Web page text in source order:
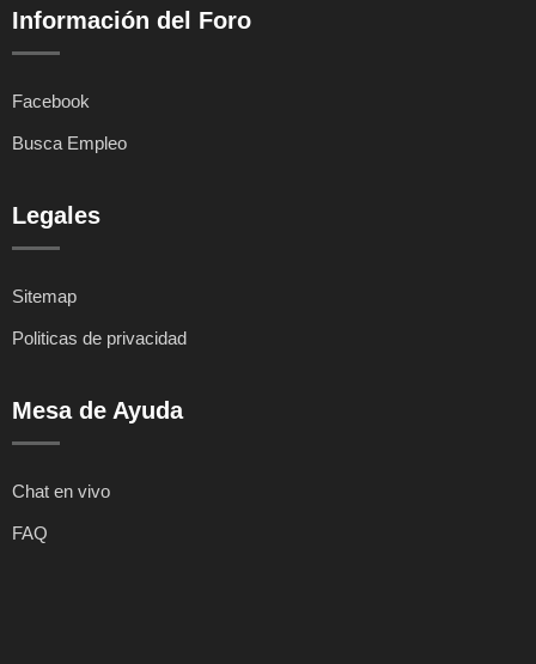
Información del Foro
Facebook
Busca Empleo
Legales
Sitemap
Politicas de privacidad
Mesa de Ayuda
Chat en vivo
FAQ